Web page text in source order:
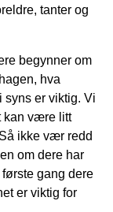
tanter og
begynner om
hva
syns er viktig. Vi
kan være litt
ikke vær redd
om dere har
gang dere
er viktig for